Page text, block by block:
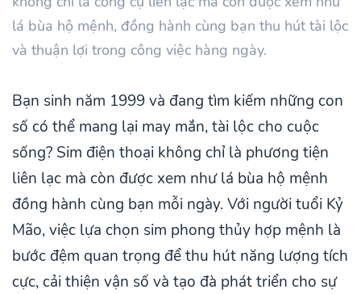
lá bùa hộ mệnh, đồng hành cùng bạn thu hút tài lộc
và thuận lợi trong công việc hàng ngày.
Bạn sinh năm 1999 và đang tìm kiếm những con
số có thể mang lại may mắn, tài lộc cho cuộc
sống? Sim điện thoại không chỉ là phương tiện
liên lạc mà còn được xem như lá bùa hộ mệnh
đồng hành cùng bạn mỗi ngày. Với người tuổi Kỷ
Mão, việc lựa chọn sim phong thủy hợp mệnh là
bước đệm quan trọng để thu hút năng lượng tích
cực, cải thiện vận số và tạo đà phát triển cho sự